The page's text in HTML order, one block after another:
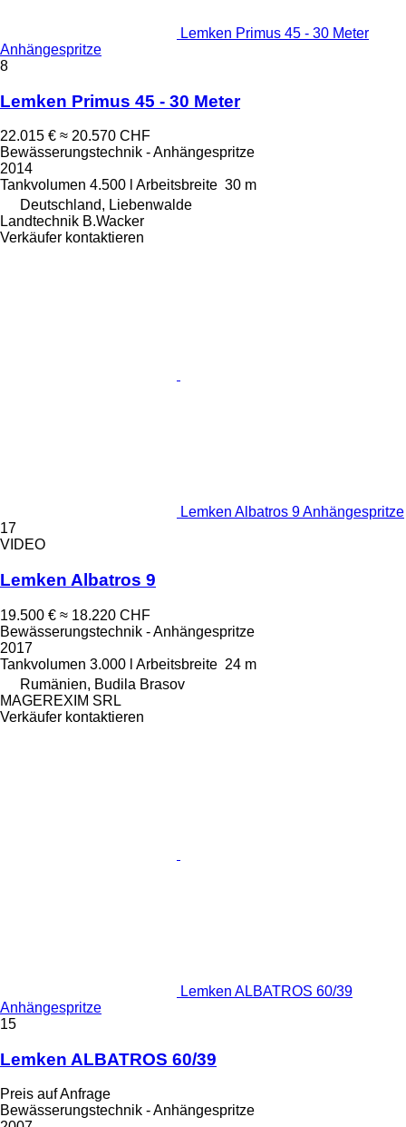
Lemken Primus 45 - 30 Meter
Anhängespritze
8
Lemken Primus 45 - 30 Meter
22.015 € ≈ 20.570 CHF
Bewässerungstechnik - Anhängespritze
2014
Tankvolumen 4.500 l Arbeitsbreite 30 m
Deutschland, Liebenwalde
Landtechnik B.Wacker
Verkäufer kontaktieren
Lemken Albatros 9 Anhängespritze
17
VIDEO
Lemken Albatros 9
19.500 € ≈ 18.220 CHF
Bewässerungstechnik - Anhängespritze
2017
Tankvolumen 3.000 l Arbeitsbreite 24 m
Rumänien, Budila Brasov
MAGEREXIM SRL
Verkäufer kontaktieren
Lemken ALBATROS 60/39
Anhängespritze
15
Lemken ALBATROS 60/39
Preis auf Anfrage
Bewässerungstechnik - Anhängespritze